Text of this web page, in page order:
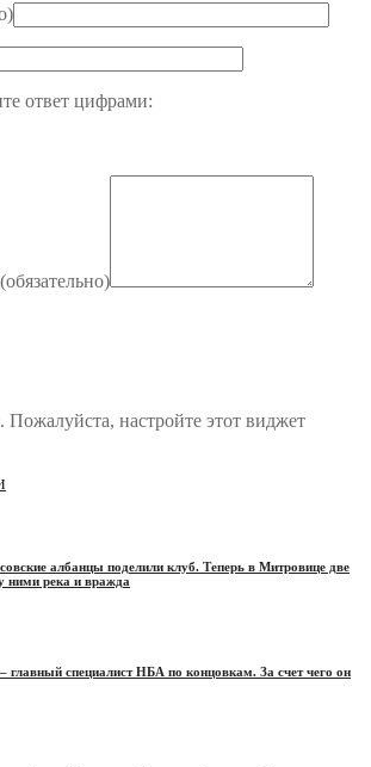
)
ответ цифрами:
обязательно)
настройте этот виджет
албанцы поделили клуб. Теперь в Митровице две
ними река и вражда
главный специалист НБА по концовкам. За счет чего он